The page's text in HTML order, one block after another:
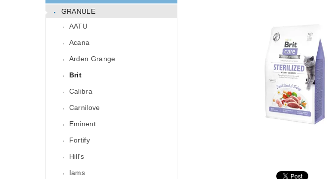
GRANULE
AATU
Acana
Arden Grange
Brit
Calibra
Carnilove
Eminent
Fortify
Hill's
Iams